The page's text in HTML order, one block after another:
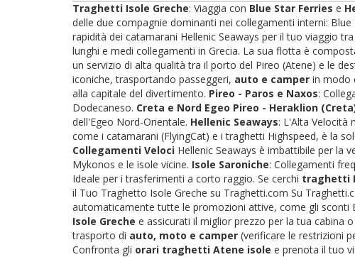
Traghetti Isole Greche: Viaggia con Blue Star Ferries e
delle due compagnie dominanti nei collegamenti interni:
rapidità dei catamarani Hellenic Seaways per il tuo viaggio
lunghi e medi collegamenti in Grecia. La sua flotta è
un servizio di alta qualità tra il porto del Pireo (Atene) e le
iconiche, trasportando passeggeri, auto e camper in modo
alla capitale del divertimento. Pireo - Paros e Naxos:
Dodecaneso. Creta e Nord Egeo Pireo - Heraklion
dell'Egeo Nord-Orientale. Hellenic Seaways: L'Alta Velocità
come i catamarani (FlyingCat) e i traghetti Highspeed, è la
Collegamenti Veloci Hellenic Seaways è imbattibile per la
Mykonos e le isole vicine. Isole Saroniche: Collegamenti
Ideale per i trasferimenti a corto raggio. Se cerchi traghetti
il Tuo Traghetto Isole Greche su Traghetti.com Su
automaticamente tutte le promozioni attive, come gli sconti
Isole Greche e assicurati il miglior prezzo per la tua cabina
trasporto di auto, moto e camper (verificare le restrizioni
Confronta gli orari traghetti Atene isole e prenota il tuo